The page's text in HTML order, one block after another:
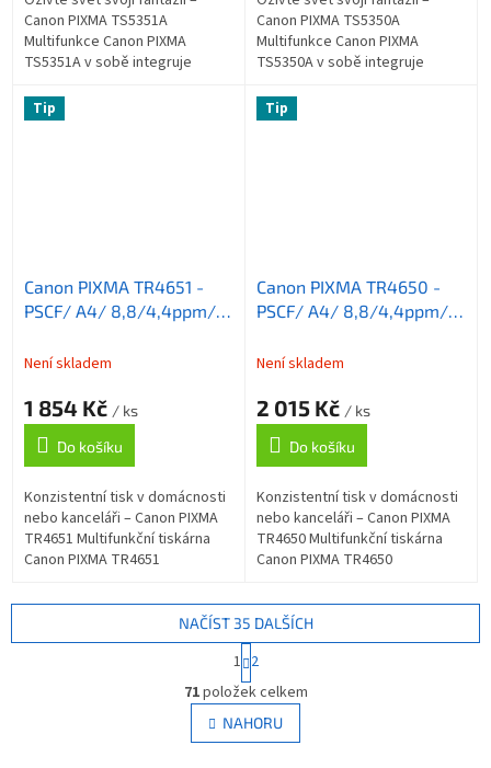
Canon PIXMA TS5351A
Multifunkce Canon PIXMA
TS5351A v sobě integruje
představuje ideálního
pomocníka pro kreativní...
Canon PIXMA TS5350A
Multifunkce Canon PIXMA
TS5350A v sobě integruje
představuje ideálního
pomocníka pro kreativní...
Tip
Canon PIXMA TR4651 -
PSCF/ A4/ 8,8/4,4ppm/
USB/ Duplex/ ADF/ bílá
Není skladem
1 854 Kč / ks
Do košíku
Konzistentní tisk v domácnosti
nebo kanceláři – Canon PIXMA
TR4651 Multifunkční tiskárna
Canon PIXMA TR4651
sobě integruje rovnou čtveřici
Tip
Canon PIXMA TR4650 -
PSCF/ A4/ 8,8/4,4ppm/
USB/ Duplex/ ADF/ černá
Není skladem
2 015 Kč / ks
Do košíku
Konzistentní tisk v domácnosti
nebo kanceláři – Canon PIXMA
TR4650 Multifunkční tiskárna
Canon PIXMA TR4650
sobě integruje rovnou čtveřici
nástrojů...
O
v
l
á
NAČÍST 35 DALŠÍCH
S
t
r
á
n
k
1 2
71položek celkem
NAHORU